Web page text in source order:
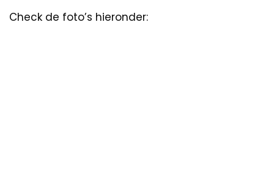
Check de foto’s hieronder: